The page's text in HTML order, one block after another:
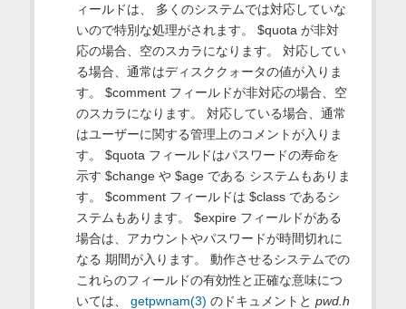
ィールドは、 多くのシステムでは対応していな
いので特別な処理がされます。 $quota が非対
応の場合、空のスカラになります。 対応してい
る場合、通常はディスククォータの値が入りま
す。 $comment フィールドが非対応の場合、空
のスカラになります。 対応している場合、通常
はユーザーに関する管理上のコメントが入りま
す。 $quota フィールドはパスワードの寿命を
示す $change や $age である システムもありま
す。 $comment フィールドは $class であるシ
ステムもあります。 $expire フィールドがある
場合は、アカウントやパスワードが時間切れに
なる 期間が入ります。 動作させるシステムでの
これらのフィールドの有効性と正確な意味につ
いては、 getpwnam(3) のドキュメントと pwd.h